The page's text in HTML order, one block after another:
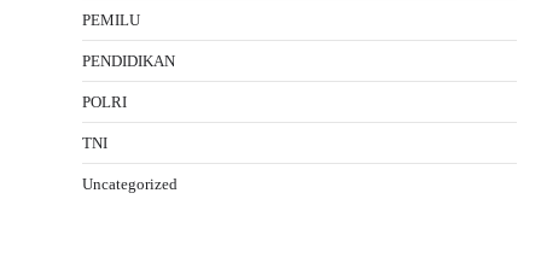
PEMILU
PENDIDIKAN
POLRI
TNI
Uncategorized